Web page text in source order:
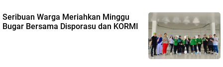
Seribuan Warga Meriahkan Minggu
Bugar Bersama Disporasu dan KORMI